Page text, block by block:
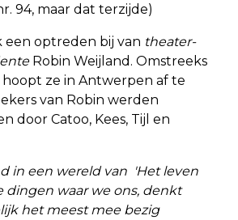
94, maar dat terzijde)
een optreden bij van theater-
Robin Weijland. Omstreeks
hoopt ze in Antwerpen af te
van Robin werden
door Catoo, Kees, Tijl en
in een wereld van 'Het leven
dingen waar we ons, denkt
het meest mee bezig